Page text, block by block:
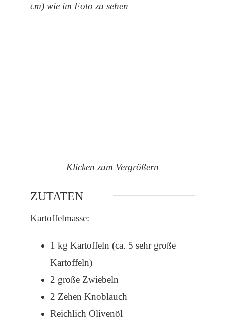
cm) wie im Foto zu sehen
Klicken zum Vergrößern
ZUTATEN
Kartoffelmasse:
1 kg Kartoffeln (ca. 5 sehr große
Kartoffeln)
2 große Zwiebeln
2 Zehen Knoblauch
Reichlich Olivenöl